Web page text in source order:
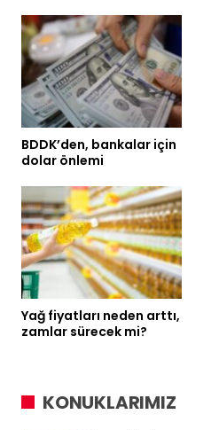
BDDK’den, bankalar için
dolar önlemi
Yağ fiyatları neden arttı,
zamlar sürecek mi?
KONUKLARIMIZ